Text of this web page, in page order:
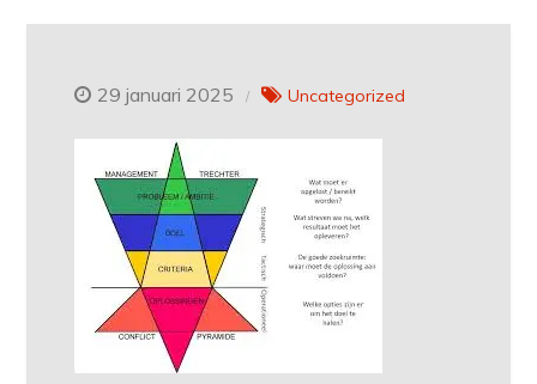
29 januari 2025 Uncategorized